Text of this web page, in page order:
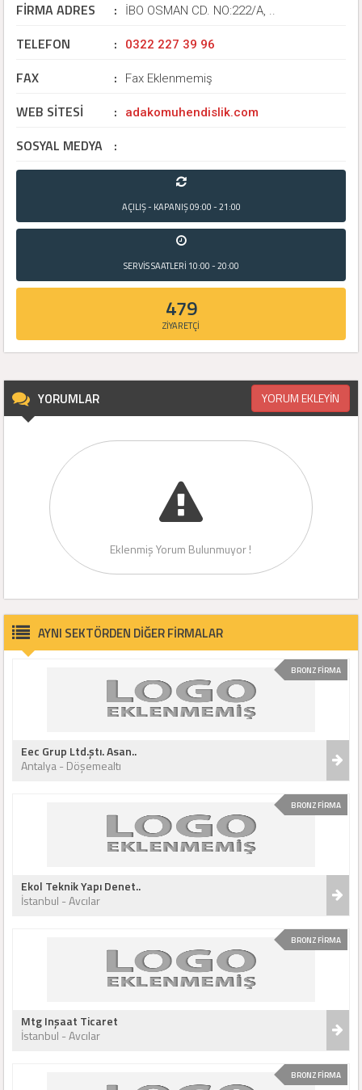
FİRMA ADRES : İBO OSMAN CD. NO:222/A, ..
TELEFON : 0322 227 39 96
FAX : Fax Eklenmemiş
WEB SİTESİ : adakomuhendislik.com
SOSYAL MEDYA :
AÇILIŞ - KAPANIŞ09:00 - 21:00
SERVİS SAATLERİ 10:00 - 20:00
479
ZİYARETÇİ
YORUMLAR YORUM EKLEYİN
Eklenmiş Yorum Bulunmuyor !
AYNI SEKTÖRDEN DİĞER FİRMALAR
BRONZ FİRMA
Eec Grup Ltd.ştı. Asan..
Antalya - Döşemealtı
BRONZ FİRMA
Ekol Teknik Yapı Denet..
İstanbul - Avcılar
BRONZ FİRMA
Mtg Inşaat Ticaret
İstanbul - Avcılar
BRONZ FİRMA